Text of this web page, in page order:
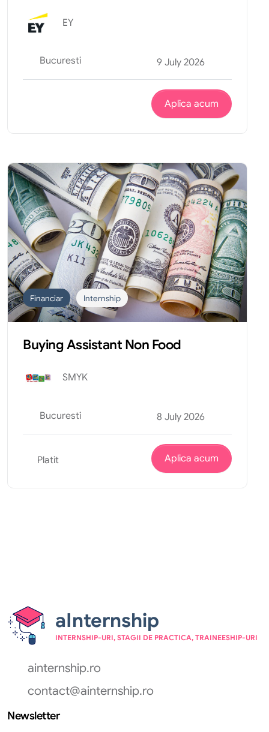
EY
Bucuresti 9 July 2026
Aplica acum
Financiar Internship
Buying Assistant Non Food
SMYK
Bucuresti 8 July 2026
Platit Aplica acum
aInternship
INTERNSHIP-URI, STAGII DE PRACTICA, TRAINEESHIP-URI
ainternship.ro
contact@ainternship.ro
Newsletter